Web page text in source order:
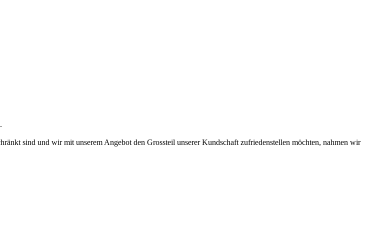
sind und wir mit unserem Angebot den Grossteil unserer Kundschaft zufriedenstellen möchten, nahmen wir